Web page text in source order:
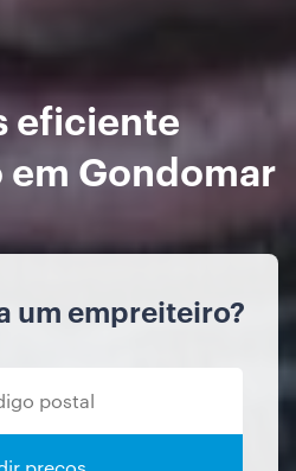
eficiente
Gondomar
um empreiteiro?